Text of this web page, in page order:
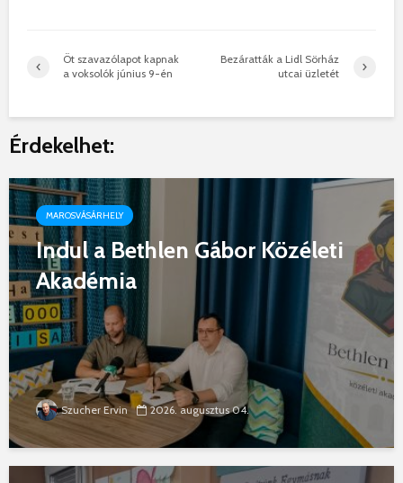
Öt szavazólapot kapnak
a voksolók június 9-én
Bezáratták a Lidl Sörház
utcai üzletét
Érdekelhet:
MAROSVÁSÁRHELY
Indul a Bethlen Gábor Közéleti
Akadémia
Szucher Ervin 2026. augusztus 04.